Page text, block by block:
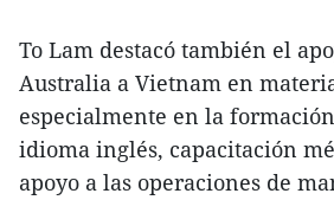
To Lam destacó también el
Australia a Vietnam en
especialmente en la
idioma inglés, capacitación
apoyo a las operaciones de